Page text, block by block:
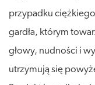
przypadku
gardła, którym
głowy, nudności i
utrzymują się